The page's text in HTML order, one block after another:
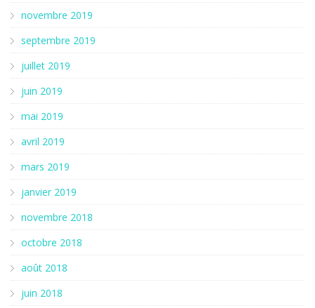
novembre 2019
septembre 2019
juillet 2019
juin 2019
mai 2019
avril 2019
mars 2019
janvier 2019
novembre 2018
octobre 2018
août 2018
juin 2018